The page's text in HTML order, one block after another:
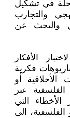
في تشكيل
والتجارب
والبحث عن
الأفكار
فكرية
الأخلاقية أو
عبر
الأخطاء التي
الى